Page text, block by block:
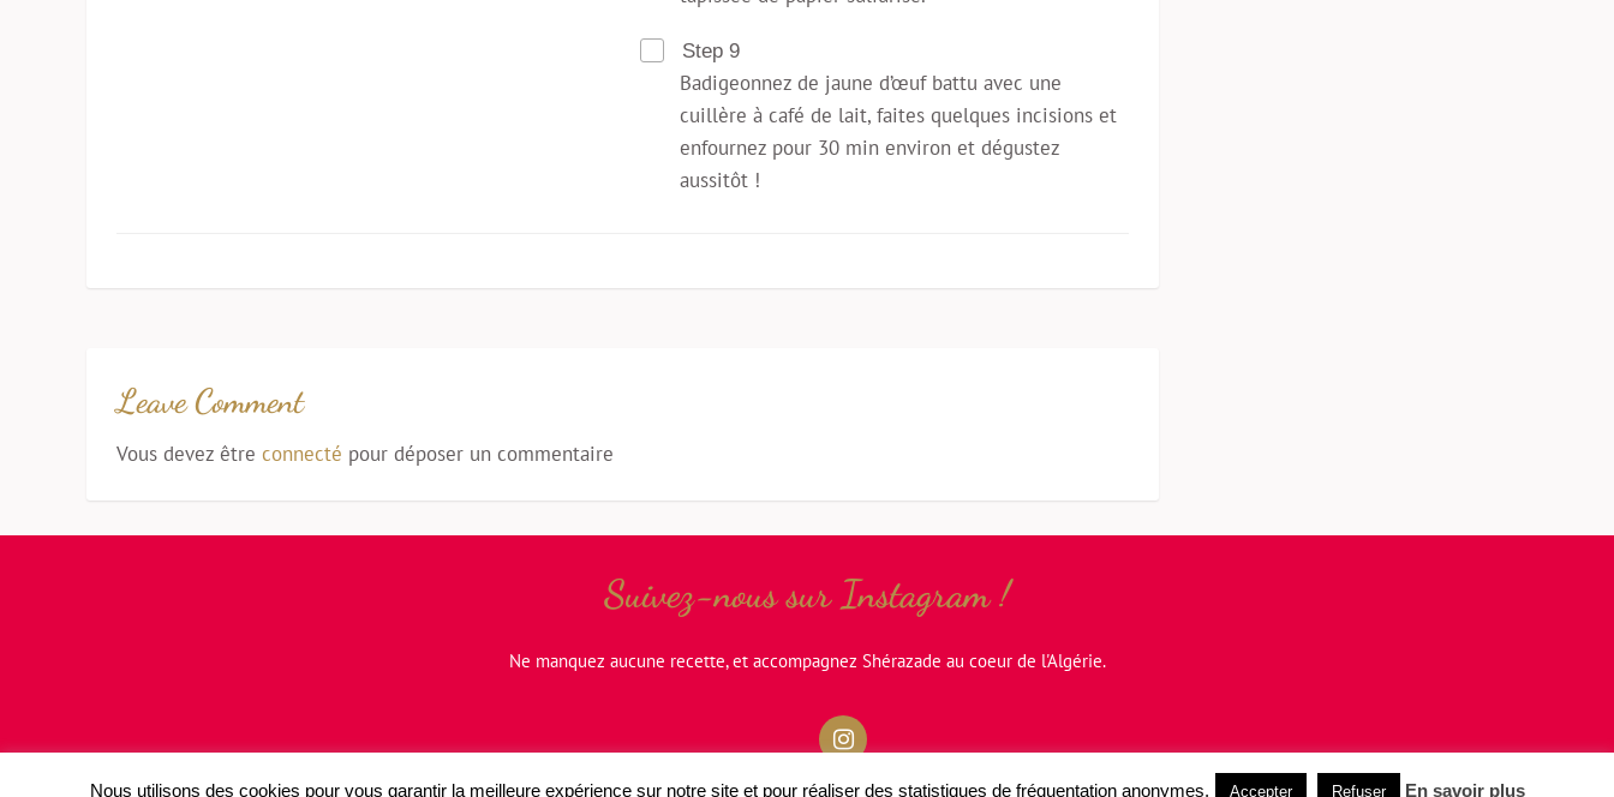
Step 9
Badigeonnez de jaune d’œuf battu avec une
cuillère à café de lait, faites quelques incisions et
enfournez pour 30 min environ et dégustez
aussitôt !
Leave Comment
Vous devez être connecté pour déposer un commentaire
Suivez-nous sur Instagram !
Ne manquez aucune recette, et accompagnez Shérazade au coeur de l'Algérie.
Nous utilisons des cookies pour vous garantir la meilleure expérience sur notre site et pour réaliser des statistiques de fréquentation anonymes. Accepter Refuser En savoir plus